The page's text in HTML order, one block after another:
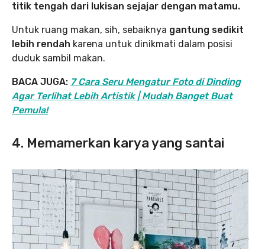
titik tengah dari lukisan sejajar dengan matamu.
Untuk ruang makan, sih, sebaiknya gantung sedikit
lebih rendah karena untuk dinikmati dalam posisi
duduk sambil makan.
BACA JUGA: 7 Cara Seru Mengatur Foto di Dinding
Agar Terlihat Lebih Artistik | Mudah Banget Buat
Pemula!
4. Memamerkan karya yang santai